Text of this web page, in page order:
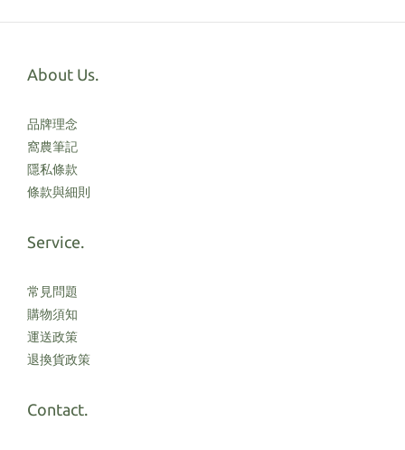
About Us.
品牌理念
窩農筆記
隱私條款
條款與細則
Service.
常見問題
購物須知
運送政策
退換貨政策
Contact.